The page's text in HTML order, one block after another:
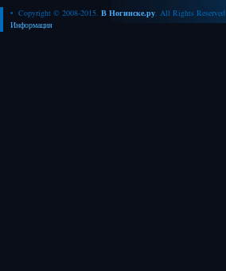
• Copyright © 2008-2015. В Ногинске.ру. All Rights Reserved
Информация